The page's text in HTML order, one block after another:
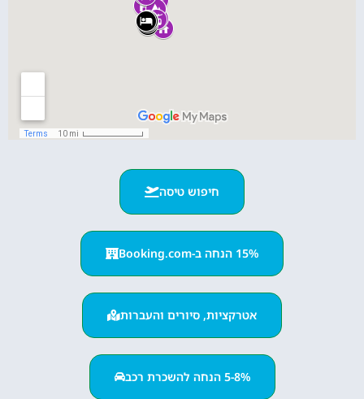
חיפוש טיסה
15% הנחה ב-Booking.com
אטרקציות, סיורים והעברות
5-8% הנחה להשכרת רכב